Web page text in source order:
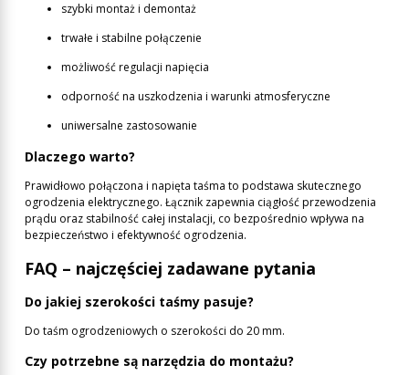
szybki montaż i demontaż
trwałe i stabilne połączenie
możliwość regulacji napięcia
odporność na uszkodzenia i warunki atmosferyczne
uniwersalne zastosowanie
Dlaczego warto?
Prawidłowo połączona i napięta taśma to podstawa skutecznego
ogrodzenia elektrycznego. Łącznik zapewnia ciągłość przewodzenia
prądu oraz stabilność całej instalacji, co bezpośrednio wpływa na
bezpieczeństwo i efektywność ogrodzenia.
FAQ – najczęściej zadawane pytania
Do jakiej szerokości taśmy pasuje?
Do taśm ogrodzeniowych o szerokości do 20 mm.
Czy potrzebne są narzędzia do montażu?